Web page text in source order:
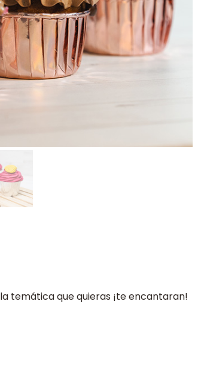
temática que quieras ¡te encantaran!